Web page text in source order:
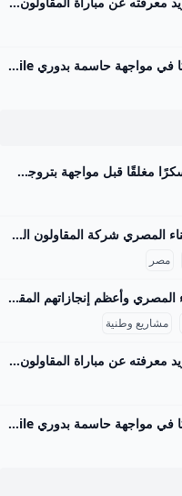
نقطة تحول؟.. المقاولون يصطدم بسيراميكا في مواجهة حاسمة بدوري nile اليوم – جريدة مانشيت يسعى فريق المقاولون العرب لتحقيق انتصاره الأول في الدوري المصري الممتاز عندما يستضيف سيراميكا كليوباترا مساء اليوم الجمعة في تمام الساعة السادسة، ضمن افتتاح اقرأ أيضًا:الموقف الأصعب على الإطلاق؟.. روبرتسون يفجر مفاجأة بشأن رحيل جوتا وتأثيره على ليفربول طموحات متباينة للفريقين في الدوري المصري يبحث المقاولون العرب، بقيادة مدربه محمد مكي، عن تحقيق نتيجة إيجابية تكسر سلسلة التعادلات والخسائر التي حققها الفريق في الجولات الماضية. اكتفى ذئاب الجبل بتعادلين وخسارة واحدة، كانت آخرها أمام بتروجت بهدف نظيف، مما يضعهم في موقف صعب في جدول الترتيب.
المقاولون العرب يدخل معسكرًا مغلقًا قبل مواجهة بتروجت.. مكى يعترف بأزمة الهجوم يدخل فريق المقاولون العرب الأول لكرة القدم، تحت قيادة مدربه محمد مكي، معسكراً مغلقاً اليوم الأحد، استعداداً لمواجهة بتروجت في الجولة الأحد 24/أغسطس/2025 - 06:24 ص 8/24/2025 6:24:01 AM المقاولون العرب شيماء أبو قمر شارك طباعة يدخل فريق المقاولون العرب، تحت قيادة مدربه محمد مكي، معسكرًا مغلقًا اليوم الأحد، استعدادًا لمواجهة بتروجت في الجولة الرابعة من الدوري المصري الممتاز لموسم 2025-2026، والمقرر إقامتها غدًا الإثنين في التاسعة مساءً على استاد بتروسبورت.
المقاولون العرب: عملاق البناء المصري شركة المقاولون العرب هي من أكبر شركات المقاولات في الشرق الأوسط وأفريقيا، وتمتلك خبرة تزيد عن 70 عامًا في تنفيذ مشروعات عملاقة بداخل مصر وخارجها. من أبرز المشروعات القومية التي تشرف عليها الشركة في مصر مشروع محور روض الفرج الذي يبلغ طوله حوالي 16.7 كم، ويربط شرق القاهرة بالطريق الإسكندرية الصحراوي مرورًا بنهر النيل، ويُعتبر هذا المشروع هو أول جسر معلق ضخم يتم تنفيذه بأيدي مصرية فقط، حيث يعمل فيه حوالي 4000 مهندس وفني وعامل بالإضافة إلى استخدام معدات ثقيلة ومتطورة.
مصر
المقاولون العرب: رواد البناء المصري وأعظم إنجازاتهم المقاولون العرب هي شركة مصرية عريقة في مجال المقاولات والبناء، لها تاريخ غني ومشهود يمتد لأكثر من نصف قرن، بدأت كشركة صغيرة في الأربعينيات حتى أصبحت أحد عمالقة المقاولات في الشرق الأوسط وأفريقيا. قام بتأسيسها المهندس عثمان أحمد عثمان عام 1955، وهو شخصية بارزة صنعت تاريخًا في مجال البناء، وقاد الشركة نحو إنجازات ضخمة خلدتها ذاكرة مصر والعالم العربي. واحدة من أعظم إنجازات المقاولون العرب هي مشاركتها في بناء السد العالي في أسوان، المشروع الذي يعتبر علامة فارقة في الهندسة الوطنية المصرية.
مشاريع وطنية
مواجهة منتظرة بالدوري الممتاز.. كل ما تريد معرفته عن مباراة المقاولون العرب وسيراميكا كليوباترا والقنوات الناقلة – جريدة مانشيت تتجه أنظار عشاق كرة القدم المصرية مساء اليوم الجمعة الموافق 29 أغسطس 2025 نحو ملعب عثمان أحمد عثمان، حيث يشهد افتتاح الجولة الخامسة من الدوري المصري الممتاز اقرأ أيضًا:اليوم.. موعد مباراة الزمالك وسيراميكا في الدوري المصري والقنوات الناقلة القنوات الناقلة لمواجهة المقاولون وسيراميكا كليوباترا يمكن للمشجعين متابعة أحداث مباراة المقاولون العرب وسيراميكا كليوباترا مباشرةً وحصريًا عبر شاشات مجموعة قنوات أون سبورت. تُعد هذه القنوات الناقل الرسمي والوحيد لجميع مباريات مسابقة الدوري المصري الممتاز، مما يضمن تغطية شاملة للمباراة المرتقبة بين الفريقين مع استوديو تحليلي قبل وبعد اللقاء لمناقشة كل التفاصيل الفنية والتكتيكية.
نقطة تحول؟.. المقاولون يصطدم بسيراميكا في مواجهة حاسمة بدوري nile اليوم – جريدة مانشيت يسعى فريق المقاولون العرب لتحقيق انتصاره الأول في الدوري المصري الممتاز عندما يستضيف سيراميكا كليوباترا مساء اليوم الجمعة في تمام الساعة السادسة، ضمن افتتاح اقرأ أيضًا:الموقف الأصعب على الإطلاق؟.. روبرتسون يفجر مفاجأة بشأن رحيل جوتا وتأثيره على ليفربول طموحات متباينة للفريقين في الدوري المصري يبحث المقاولون العرب، بقيادة مدربه محمد مكي، عن تحقيق نتيجة إيجابية تكسر سلسلة التعادلات والخسائر التي حققها الفريق في الجولات الماضية. اكتفى ذئاب الجبل بتعادلين وخسارة واحدة، كانت آخرها أمام بتروجت بهدف نظيف، مما يضعهم في موقف صعب في جدول الترتيب.